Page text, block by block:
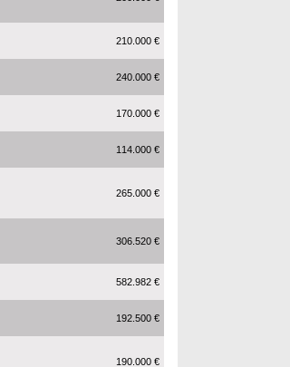
210.000 €
240.000 €
170.000 €
114.000 €
265.000 €
306.520 €
582.982 €
192.500 €
190.000 €